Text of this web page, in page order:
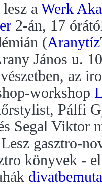
a Werk
2-án, 17
(Aranytíz
János u.
az
workshop
Pálfi
Segal Viktor
gasztro-
könyvek -